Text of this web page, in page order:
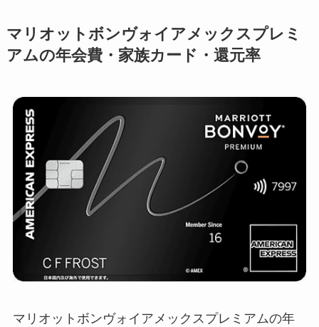
マリオットボンヴォイアメックスプレミ
アムの年会費・家族カード・還元率
マリオットボンヴォイアメックスプレミアムの年